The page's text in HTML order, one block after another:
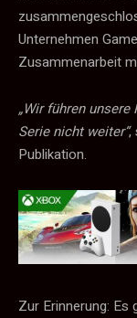
Unternehmen
Zusammenarbeit
„Wir führen
Serie nicht weiter“,
Publikation.
Zur Erinnerung: Es